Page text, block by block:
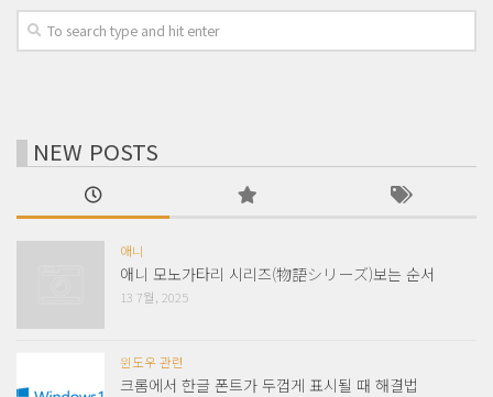
NEW POSTS
애니
애니 모노가타리 시리즈(物語シリーズ)보는 순서
13 7월, 2025
윈도우 관련
크롬에서 한글 폰트가 두껍게 표시될 때 해결법